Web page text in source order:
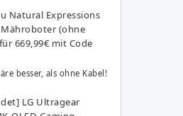
Natural Expressions
(ohne
669,99€ mit Code
besser, als ohne Kabel!
LG Ultragear